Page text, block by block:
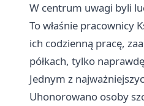
W centrum uwagi byli
To właśnie pracownicy
ich codzienną pracę,
półkach, tylko
Jednym z
Uhonorowano osoby